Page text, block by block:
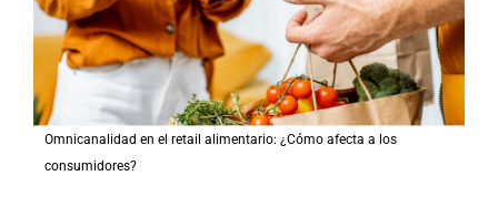
Omnicanalidad en el retail alimentario: ¿Cómo afecta a los
consumidores?